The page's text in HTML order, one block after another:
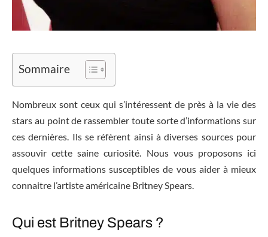
Sommaire
Nombreux sont ceux qui s’intéressent de près à la vie des
stars au point de rassembler toute sorte d’informations sur
ces dernières. Ils se réfèrent ainsi à diverses sources pour
assouvir cette saine curiosité. Nous vous proposons ici
quelques informations susceptibles de vous aider à mieux
connaitre l’artiste américaine Britney Spears.
Qui est Britney Spears ?